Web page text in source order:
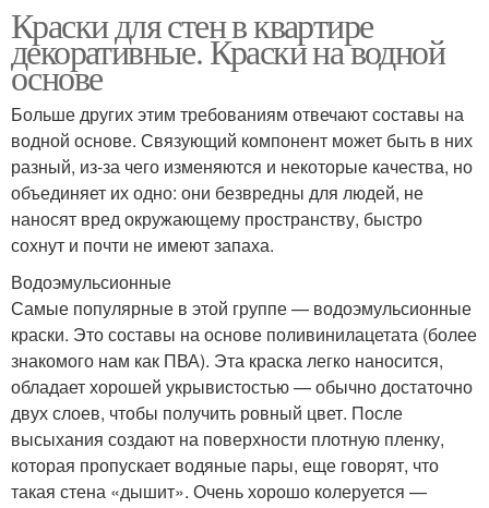
Краски для стен в квартире
декоративные. Краски на водной
основе
Больше других этим требованиям отвечают составы на
водной основе. Связующий компонент может быть в них
разный, из-за чего изменяются и некоторые качества, но
объединяет их одно: они безвредны для людей, не
наносят вред окружающему пространству, быстро
сохнут и почти не имеют запаха.
Водоэмульсионные
Самые популярные в этой группе — водоэмульсионные
краски. Это составы на основе поливинилацетата (более
знакомого нам как ПВА). Эта краска легко наносится,
обладает хорошей укрывистостью — обычно достаточно
двух слоев, чтобы получить ровный цвет. После
высыхания создают на поверхности плотную пленку,
которая пропускает водяные пары, еще говорят, что
такая стена «дышит». Очень хорошо колеруется —